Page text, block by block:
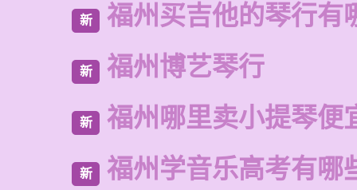
新 福州买吉他的琴行有
新 福州博艺琴行
新 福州哪里卖小提琴便
新 福州学音乐高考有哪